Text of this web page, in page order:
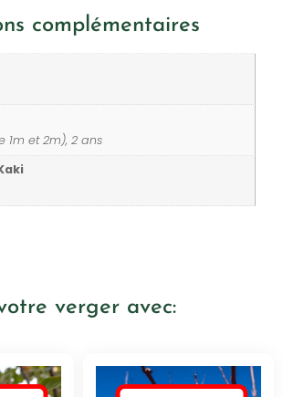
complémentaires
1m et 2m), 2 ans
verger avec: